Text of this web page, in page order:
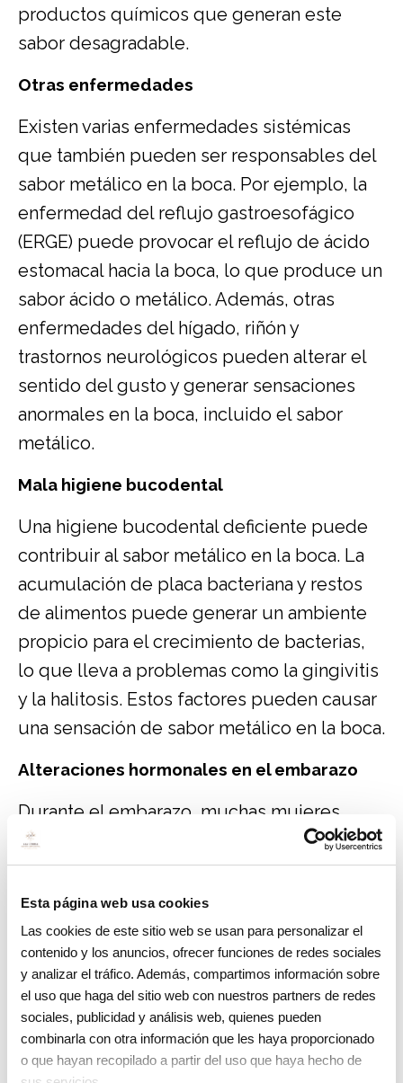
Esta página web usa cookies
Las cookies de este sitio web se usan para personalizar el
contenido y los anuncios, ofrecer funciones de redes sociales
y analizar el tráfico. Además, compartimos información sobre
el uso que haga del sitio web con nuestros partners de redes
sociales, publicidad y análisis web, quienes pueden
combinarla con otra información que les haya proporcionado
o que hayan recopilado a partir del uso que haya hecho de
productos químicos que generan este
sabor desagradable.
Otras enfermedades
Existen varias enfermedades sistémicas
que también pueden ser responsables del
sabor metálico en la boca. Por ejemplo, la
enfermedad del reflujo gastroesofágico
(ERGE) puede provocar el reflujo de ácido
estomacal hacia la boca, lo que produce un
sabor ácido o metálico. Además, otras
enfermedades del hígado, riñón y
trastornos neurológicos pueden alterar el
sentido del gusto y generar sensaciones
anormales en la boca, incluido el sabor
metálico.
Mala higiene bucodental
Una higiene bucodental deficiente puede
contribuir al sabor metálico en la boca. La
acumulación de placa bacteriana y restos
de alimentos puede generar un ambiente
propicio para el crecimiento de bacterias,
lo que lleva a problemas como la gingivitis
y la halitosis. Estos factores pueden causar
una sensación de sabor metálico en la boca.
Alteraciones hormonales en el embarazo
Durante el embarazo, muchas mujeres
experimentan alteraciones hormonales
significativas. Estos cambios pueden
afectar el sentido del gusto y provocar un
sabor metálico en la boca, conocido como
disgeusia. Aunque no se comprende
completamente por qué ocurre esto, se
cree que las fluctuaciones hormonales y
los cambios en los niveles de hierro
pueden desempeñar un papel importante